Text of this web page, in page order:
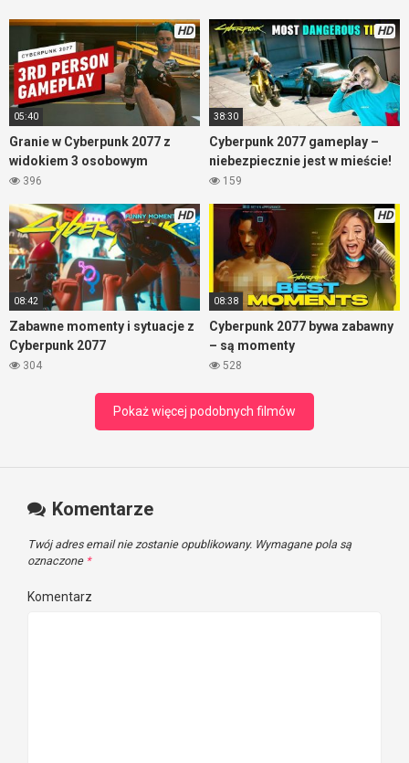
dają pogląd na to, jak będzie wyglądała ta oczekiwana gra.
Oczekiwania mamy spore i pozostaje mieć nadzieje, że nie
zostaną one zawiedzione. Ten trailer wygląda kozacko.
HD
05:40
Granie w Cyberpunk 2077 z
widokiem 3 osobowym
396
HD
38:30
Cyberpunk 2077 gameplay –
niebezpiecznie jest w mieście!
159
HD
08:42
Zabawne momenty i sytuacje z
Cyberpunk 2077
304
HD
08:38
Cyberpunk 2077 bywa zabawny
– są momenty
528
Pokaż więcej podobnych filmów
Komentarze
Twój adres email nie zostanie opublikowany. Wymagane pola są
oznaczone *
Komentarz